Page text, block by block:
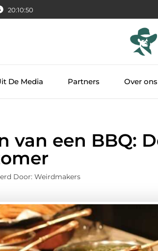
20:10:51
De Media Partners Over ons
van een BBQ:
Door: Weirdmakers